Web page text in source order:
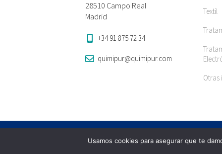
28510 Campo Real
Madrid
+34 91 875 72 34
quimipur@quimipur.com
Textil
Otras
Quimipur S.L.U. © 2024Usamos cookies para asegurar que te